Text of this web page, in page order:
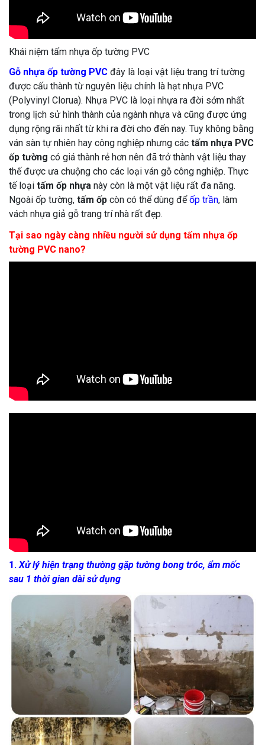
Khái niệm tấm nhựa ốp tường PVC
Gỗ nhựa ốp tường PVC đây là loại vật liệu trang trí tường
được cấu thành từ nguyên liệu chính là hạt nhựa PVC
(Polyvinyl Clorua). Nhựa PVC là loại nhựa ra đời sớm nhất
trong lịch sử hình thành của ngành nhựa và cũng được ứng
dụng rộng rãi nhất từ khi ra đời cho đến nay. Tuy không bằng
ván sàn tự nhiên hay công nghiệp nhưng các tấm nhựa PVC
ốp tường có giá thành rẻ hơn nên đã trở thành vật liệu thay
thế được ưa chuộng cho các loại ván gỗ công nghiệp. Thực
tế loại tấm ốp nhựa này còn là một vật liệu rất đa năng.
Ngoài ốp tường, tấm ốp còn có thể dùng đểốp trần, làm
vách nhựa giả gỗ trang trí nhà rất đẹp.
Tại sao ngày càng nhiều người sử dụng tấm nhựa ốp
tường PVC nano?
1.Xử lý hiện trạng thường gặp tường bong tróc, ẩm mốc
sau 1 thời gian dài sử dụng